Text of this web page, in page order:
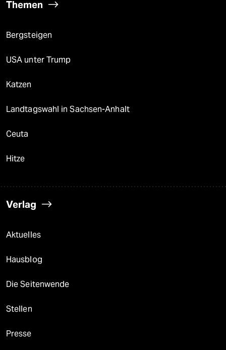
Themen
Bergsteigen
USA unter Trump
Katzen
Landtagswahl in Sachsen-Anhalt
Ceuta
Hitze
Verlag
Aktuelles
Hausblog
Die Seitenwende
Stellen
Presse